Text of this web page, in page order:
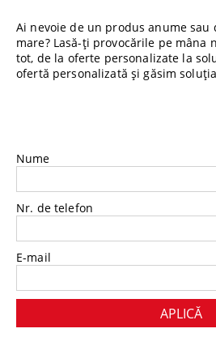
Ai nevoie de un produs anume sau
mare? Lasă-ți provocările pe mâna
tot, de la oferte personalizate la
ofertă personalizată și găsim
Nume
Nr. de telefon
E-mail